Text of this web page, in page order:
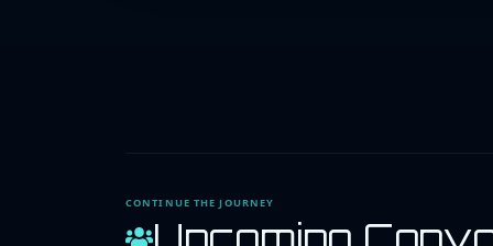
CONTINUE THE JOURNEY